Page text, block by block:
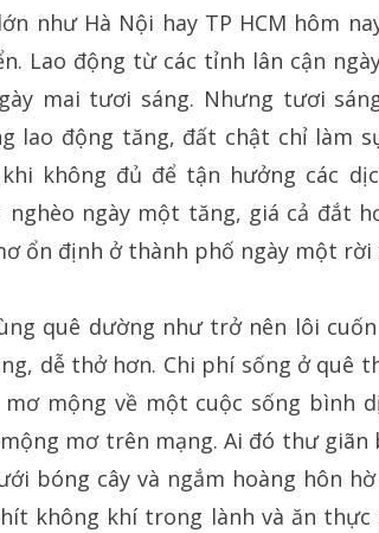
như Hà Nội hay TP HCM hôm
Lao động từ các tỉnh lân cận
mai tươi sáng. Nhưng tươi
lao động tăng, đất chật chỉ làm
không đủ để tận hưởng các
nghèo ngày một tăng, giá cả đắt
ổn định ở thành phố ngày một rời
quê dường như trở nên lôi
dễ thở hơn. Chi phí sống ở quê
mộng về một cuộc sống bình
mơ trên mạng. Ai đó thư
bóng cây và ngắm hoàng hôn
không khí trong lành và ăn